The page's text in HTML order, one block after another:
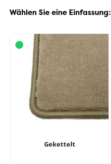
Wählen Sie eine Einfassung:
Gekettelt